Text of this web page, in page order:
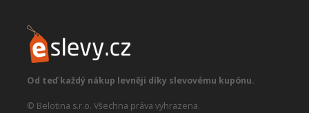
Od teď každý nákup levněji díky slevovému kupónu.
© Belotina s.r.o. Všechna práva vyhrazena.